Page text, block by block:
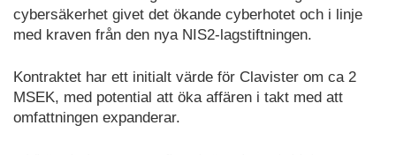
cybersäkerhet givet det ökande cyberhotet och i linje
med kraven från den nya NIS2-lagstiftningen.
Kontraktet har ett initialt värde för Clavister om ca 2
MSEK, med potential att öka affären i takt med att
omfattningen expanderar.